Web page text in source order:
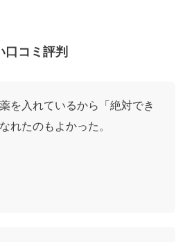
口コミ評判
を入れているから「絶対でき
れたのもよかった。